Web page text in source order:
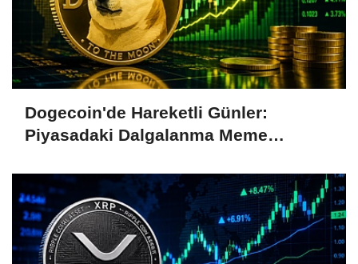
Dogecoin'de Hareketli Günler:
Piyasadaki Dalgalanma Meme